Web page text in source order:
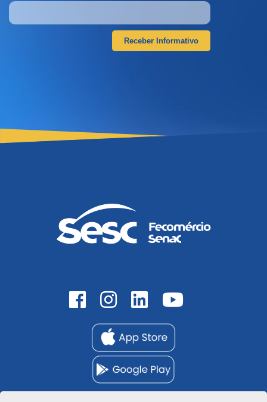
Receber Informativo